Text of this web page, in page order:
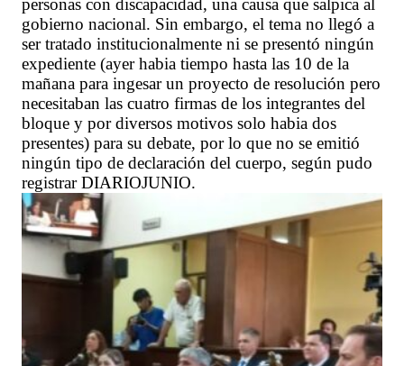
personas con discapacidad, una causa que salpica al
gobierno nacional. Sin embargo, el tema no llegó a
ser tratado institucionalmente ni se presentó ningún
expediente (ayer habia tiempo hasta las 10 de la
mañana para ingesar un proyecto de resolución pero
necesitaban las cuatro firmas de los integrantes del
bloque y por diversos motivos solo habia dos
presentes) para su debate, por lo que no se emitió
ningún tipo de declaración del cuerpo, según pudo
registrar DIARIOJUNIO.